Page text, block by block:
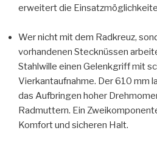
erweitert die
Wer nicht mit dem Radkreuz,
vorhandenen Stecknüssen
Stahlwille einen Gelenkgriff mit
Vierkantaufnahme. Der 610 mm
das Aufbringen hoher
Radmuttern. Ein
Komfort und sicheren Halt.